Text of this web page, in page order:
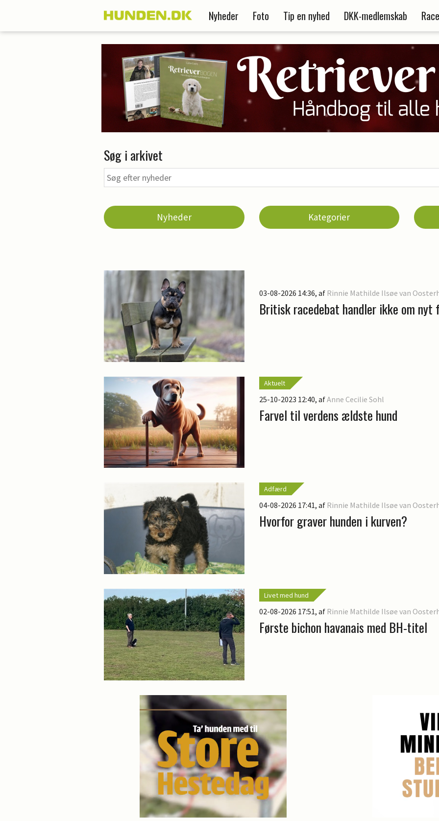
Nyheder Foto Tip en nyhed DKK-medlemskab
Søg i arkivet
Nyheder Kategorier
03-08-2026 14:36, af Rinnie Mathilde Ilsøe van
Britisk racedebat handler ikke om nyt
Aktuelt
25-10-2023 12:40, afAnne Cecilie Sohl
Farvel til verdens ældste hund
Adfærd
04-08-2026 17:41, af Rinnie Mathilde Ilsøe van
Hvorfor graver hunden i kurven?
Livet med hund
02-08-2026 17:51, af Rinnie Mathilde Ilsøe van
Første bichon havanais med BH-titel